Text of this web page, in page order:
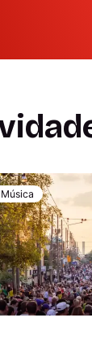
Música